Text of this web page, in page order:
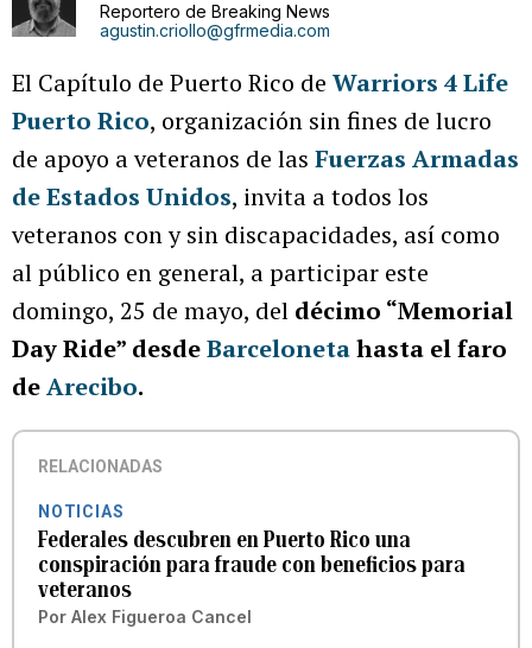
Reportero de Breaking News
agustin.criollo@gfrmedia.com
El Capítulo de Puerto Rico de Warriors 4 Life
Puerto Rico, organización sin fines de lucro
de apoyo a veteranos de las Fuerzas Armadas
de Estados Unidos, invita a todos los
veteranos con y sin discapacidades, así como
al público en general, a participar este
domingo, 25 de mayo, del décimo “Memorial
Day Ride” desdeBarcelonetahasta el faro
deArecibo.
RELACIONADAS
NOTICIAS
Federales descubren en Puerto Rico una
conspiración para fraude con beneficios para
veteranos
Por Alex Figueroa Cancel